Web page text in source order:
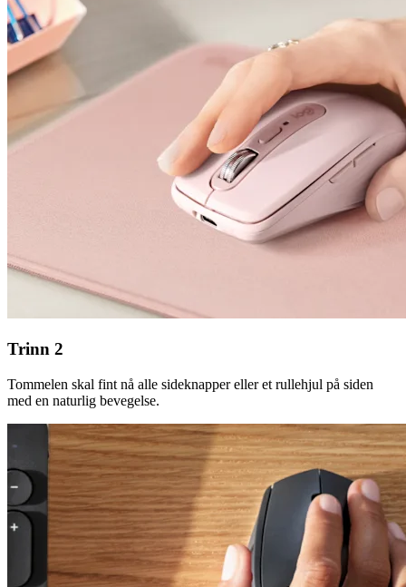
Trinn 2
Tommelen skal fint nå alle sideknapper eller et rullehjul på siden
med en naturlig bevegelse.